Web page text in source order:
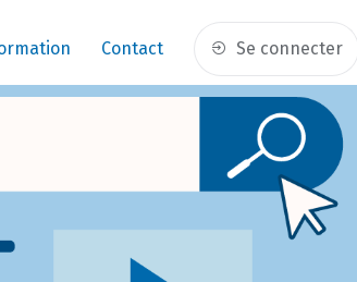
Contact Se connecter